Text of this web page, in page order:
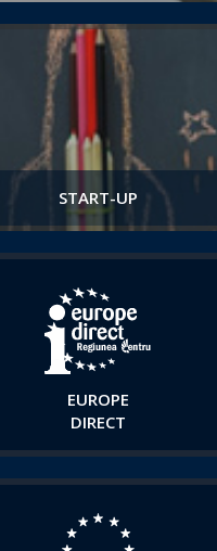
START-UP
EUROPE
DIRECT